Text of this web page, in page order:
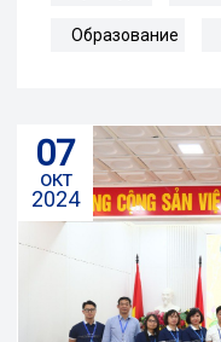
Образование
07
окт
2024